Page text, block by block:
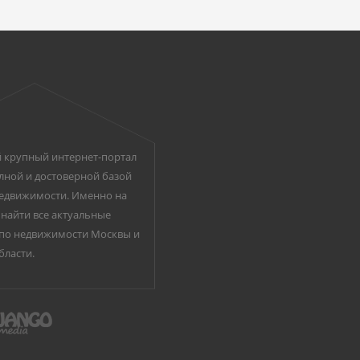
интернет-портал
и достоверной базой
Именно на
все актуальные
недвижимости Москвы и